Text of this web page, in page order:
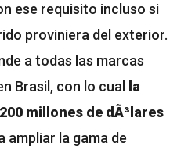
ese requisito incluso si
proviniera del exterior.
a todas las marcas
Brasil, con lo cual
la
millones de dÃ³lares
ampliar la gama de